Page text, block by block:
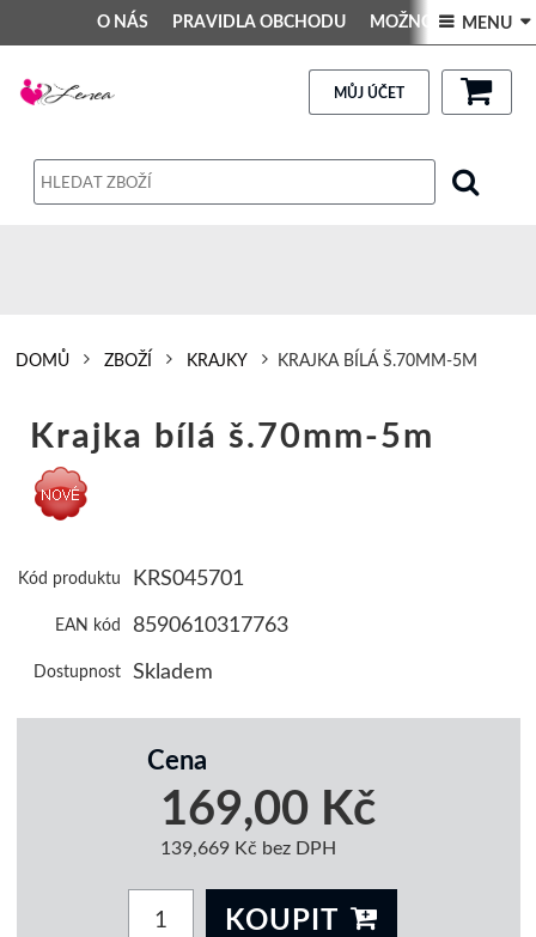
O NÁS PRAVIDLA OBCHODU MOŽNOSTI PLATBY
DEKORACE DO INTERIÉRU Kontakt GALERIE
 MENU 
MŮJ ÚČET
DOMŮ ZBOŽÍ KRAJKY KRAJKA BÍLÁ Š.70MM-5M
Krajka bílá š.70mm-5m
Kód produktu KRS045701
EAN kód 8590610317763
Dostupnost Skladem
Cena
169,00 Kč
139,669 Kč bez DPH
KOUPIT